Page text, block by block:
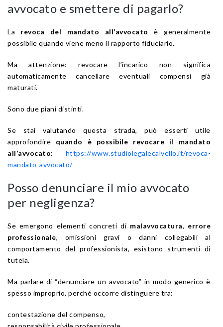
avvocato e smettere di pagarlo?
La revoca del mandato all’avvocato è generalmente
possibile quando viene meno il rapporto fiduciario.
Ma attenzione: revocare l’incarico non significa
automaticamente cancellare eventuali compensi già
maturati.
Sono due piani distinti.
Se stai valutando questa strada, può esserti utile
approfondire quando è possibile revocare il mandato
all’avvocato: https://www.studiolegalecalvello.it/revoca-
mandato-avvocato/
Posso denunciare il mio avvocato
per negligenza?
Se emergono elementi concreti di malavvocatura, errore
professionale, omissioni gravi o danni collegabili al
comportamento del professionista, esistono strumenti di
tutela.
Ma parlare di “denunciare un avvocato” in modo generico è
spesso improprio, perché occorre distinguere tra:
contestazione del compenso,